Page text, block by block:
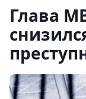
Глава